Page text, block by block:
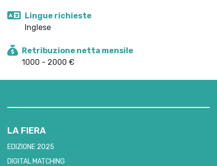
Lingue richieste
Inglese
Retribuzione netta mensile
1000 - 2000 €
LA FIERA
EDIZIONE 2025
DIGITAL MATCHING